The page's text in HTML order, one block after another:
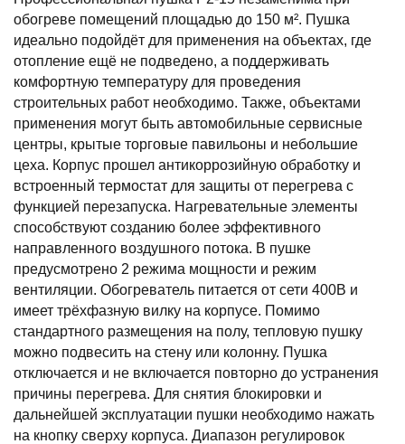
обогреве помещений площадью до 150 м². Пушка
идеально подойдёт для применения на объектах, где
отопление ещё не подведено, а поддерживать
комфортную температуру для проведения
строительных работ необходимо. Также, объектами
применения могут быть автомобильные сервисные
центры, крытые торговые павильоны и небольшие
цеха. Корпус прошел антикоррозийную обработку и
встроенный термостат для защиты от перегрева с
функцией перезапуска. Нагревательные элементы
способствуют созданию более эффективного
направленного воздушного потока. В пушке
предусмотрено 2 режима мощности и режим
вентиляции. Обогреватель питается от сети 400В и
имеет трёхфазную вилку на корпусе. Помимо
стандартного размещения на полу, тепловую пушку
можно подвесить на стену или колонну. Пушка
отключается и не включается повторно до устранения
причины перегрева. Для снятия блокировки и
дальнейшей эксплуатации пушки необходимо нажать
на кнопку сверху корпуса. Диапазон регулировок